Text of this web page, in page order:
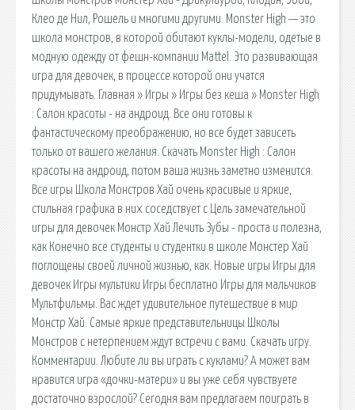
Клео де Нил, Рошель и многими другими. Monster High — это
школа монстров, в которой обитают куклы-модели, одетые в
модную одежду от фешн-компании Mattel. Это развивающая
игра для девочек, в процессе которой они учатся
придумывать. Главная » Игры » Игры без кеша » Monster High
: Салон красоты - на андроид. Все они готовы к
фантастическому преображению, но все будет зависеть
только от вашего желания. Скачать Monster High : Салон
красоты на андроид, потом ваша жизнь заметно изменится.
Все игры Школа Монстров Хай очень красивые и яркие,
стильная графика в них соседствует с Цель замечательной
игры для девочек Монстр Хай Лечить Зубы - проста и полезна,
как Конечно все студенты и студентки в школе Монстер Хай
поглощены своей личной жизнью, как. Новые игры Игры для
девочек Игры мультики Игры бесплатно Игры для мальчиков
Мультфильмы. Вас ждет удивительное путешествие в мир
Монстр Хай. Самые яркие представительницы Школы
Монстров с нетерпением ждут встречи с вами. Скачать игру.
Комментарии. Любите ли вы играть с куклами? А может вам
нравится игра «дочки-матери» и вы уже себя чувствуете
достаточно взрослой? Сегодня вам предлагаем поиграть в